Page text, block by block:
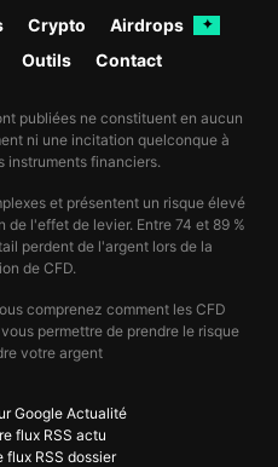
Crypto Airdrops ✦
Outils Contact
publiées ne constituent en aucun
ni une incitation quelconque à
instruments financiers.
et présentent un risque élevé
l'effet de levier. Entre 74 et 89 %
perdent de l'argent lors de la
de CFD.
comprenez comment les CFD
permettre de prendre le risque
votre argent
Google Actualité
flux RSS actu
flux RSS dossier